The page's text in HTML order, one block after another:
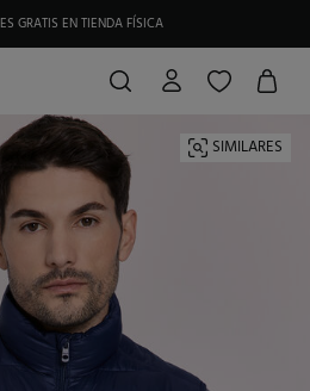
Y RECIBE EXCLUSIVAS PROMOCIONES.
SIMILARES